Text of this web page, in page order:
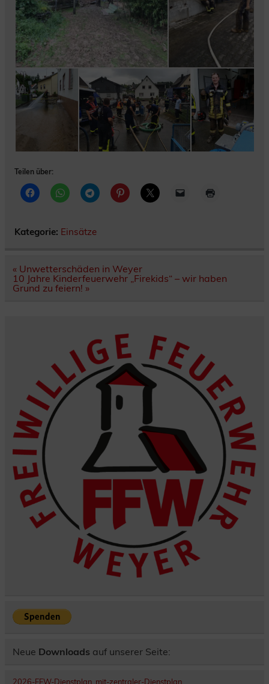
Teilen über:
Kategorie: Einsätze
Beitragsnavigation
« Unwetterschäden in Weyer
10 Jahre Kinderfeuerwehr „Firekids“ – wir haben
Grund zu feiern! »
Neue Downloads auf unserer Seite:
2026-FFW-Dienstplan_mit-zentraler-Dienstplan